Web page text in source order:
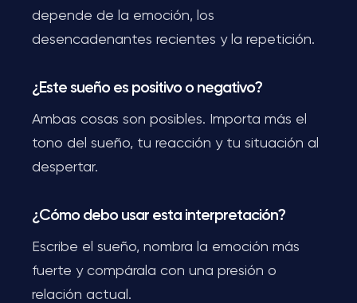
depende de la emoción, los
desencadenantes recientes y la repetición.
¿Este sueño es positivo o negativo?
Ambas cosas son posibles. Importa más el
tono del sueño, tu reacción y tu situación al
despertar.
¿Cómo debo usar esta interpretación?
Escribe el sueño, nombra la emoción más
fuerte y compárala con una presión o
relación actual.